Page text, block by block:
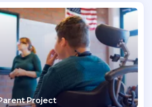
Vind jouw project
Project